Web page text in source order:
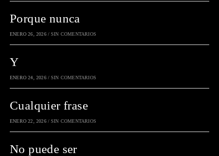
Porque nunca
ENERO 26, 2026 / SIN COMENTARIOS
Y
ENERO 24, 2026 / SIN COMENTARIOS
Cualquier frase
ENERO 22, 2026 / SIN COMENTARIOS
No puede ser